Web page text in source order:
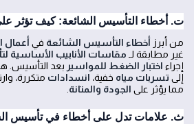
ت. أخطاء التأسيس الشائعة: كيف تؤثر
من أبرز أخطاء التأسيس الشائعة فيأعمال
غير مطابقة لـ مقاسات الأنابيب الأساسية
إجراء اختبار الضغط للمواسير بعد التأسيس.
إلى تسربات مياه خفية، انسدادات متكررة،
مما يؤثر على الجودة والمتانة
ث. علامات تدل على أخطاء في تأسيس